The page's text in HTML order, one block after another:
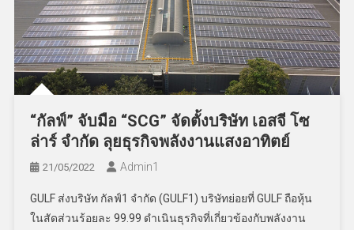
“กัลฟ์” จับมือ “SCG” จัดตั้งบริษัท เอสจี โซ
ล่าร์ จำกัด ลุยธุรกิจพลังงานแสงอาทิตย์
21/05/2022 Admin​1
GULF ส่งบริษัท กัลฟ์1 จำกัด (GULF1) บริษัทย่อยที่ GULF ถือหุ้น
ในสัดส่วนร้อยละ 99.99 ดำเนินธุรกิจที่เกี่ยวข้องกับพลังงาน